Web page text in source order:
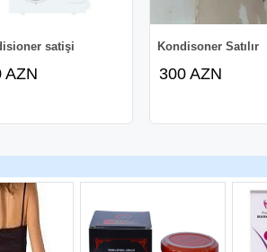
satişi
AZN
Kondisoner Satılır
300 AZN